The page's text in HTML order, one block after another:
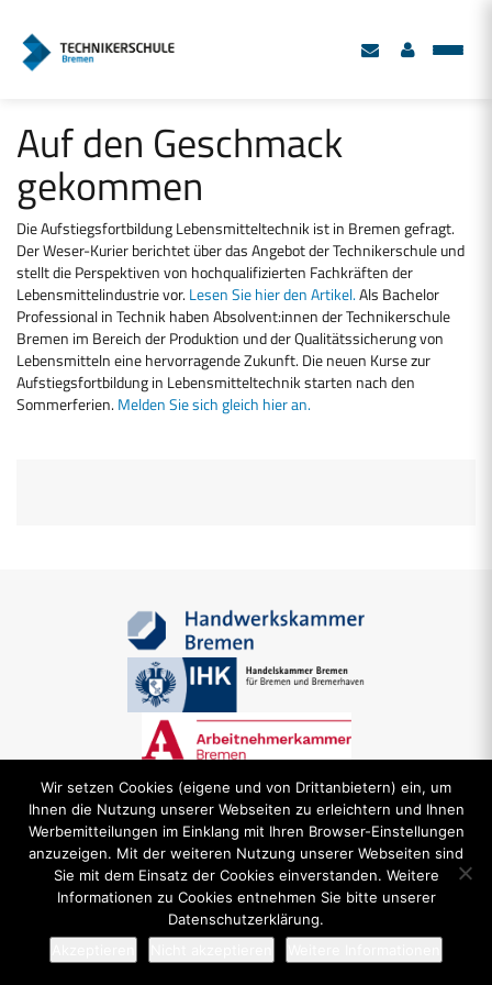
Auf den Geschmack
gekommen
Die Aufstiegsfortbildung Lebensmitteltechnik ist in Bremen gefragt.
Der Weser-Kurier berichtet über das Angebot der Technikerschule und
stellt die Perspektiven von hochqualifizierten Fachkräften der
Lebensmittelindustrie vor. Lesen Sie hier den Artikel.Als Bachelor
Professional in Technik haben Absolvent:innen der Technikerschule
Bremen im Bereich der Produktion und der Qualitätssicherung von
Lebensmitteln eine hervorragende Zukunft. Die neuen Kurse zur
Aufstiegsfortbildung in Lebensmitteltechnik starten nach den
Sommerferien. Melden Sie sich gleich hier an.
Impressum Datenschutz Kontakt FAQ
Wir setzen Cookies (eigene und von Drittanbietern) ein, um
Ihnen die Nutzung unserer Webseiten zu erleichtern und Ihnen
Werbemitteilungen im Einklang mit Ihren Browser-Einstellungen
anzuzeigen. Mit der weiteren Nutzung unserer Webseiten sind
Sie mit dem Einsatz der Cookies einverstanden. Weitere
Informationen zu Cookies entnehmen Sie bitte unserer
Datenschutzerklärung.